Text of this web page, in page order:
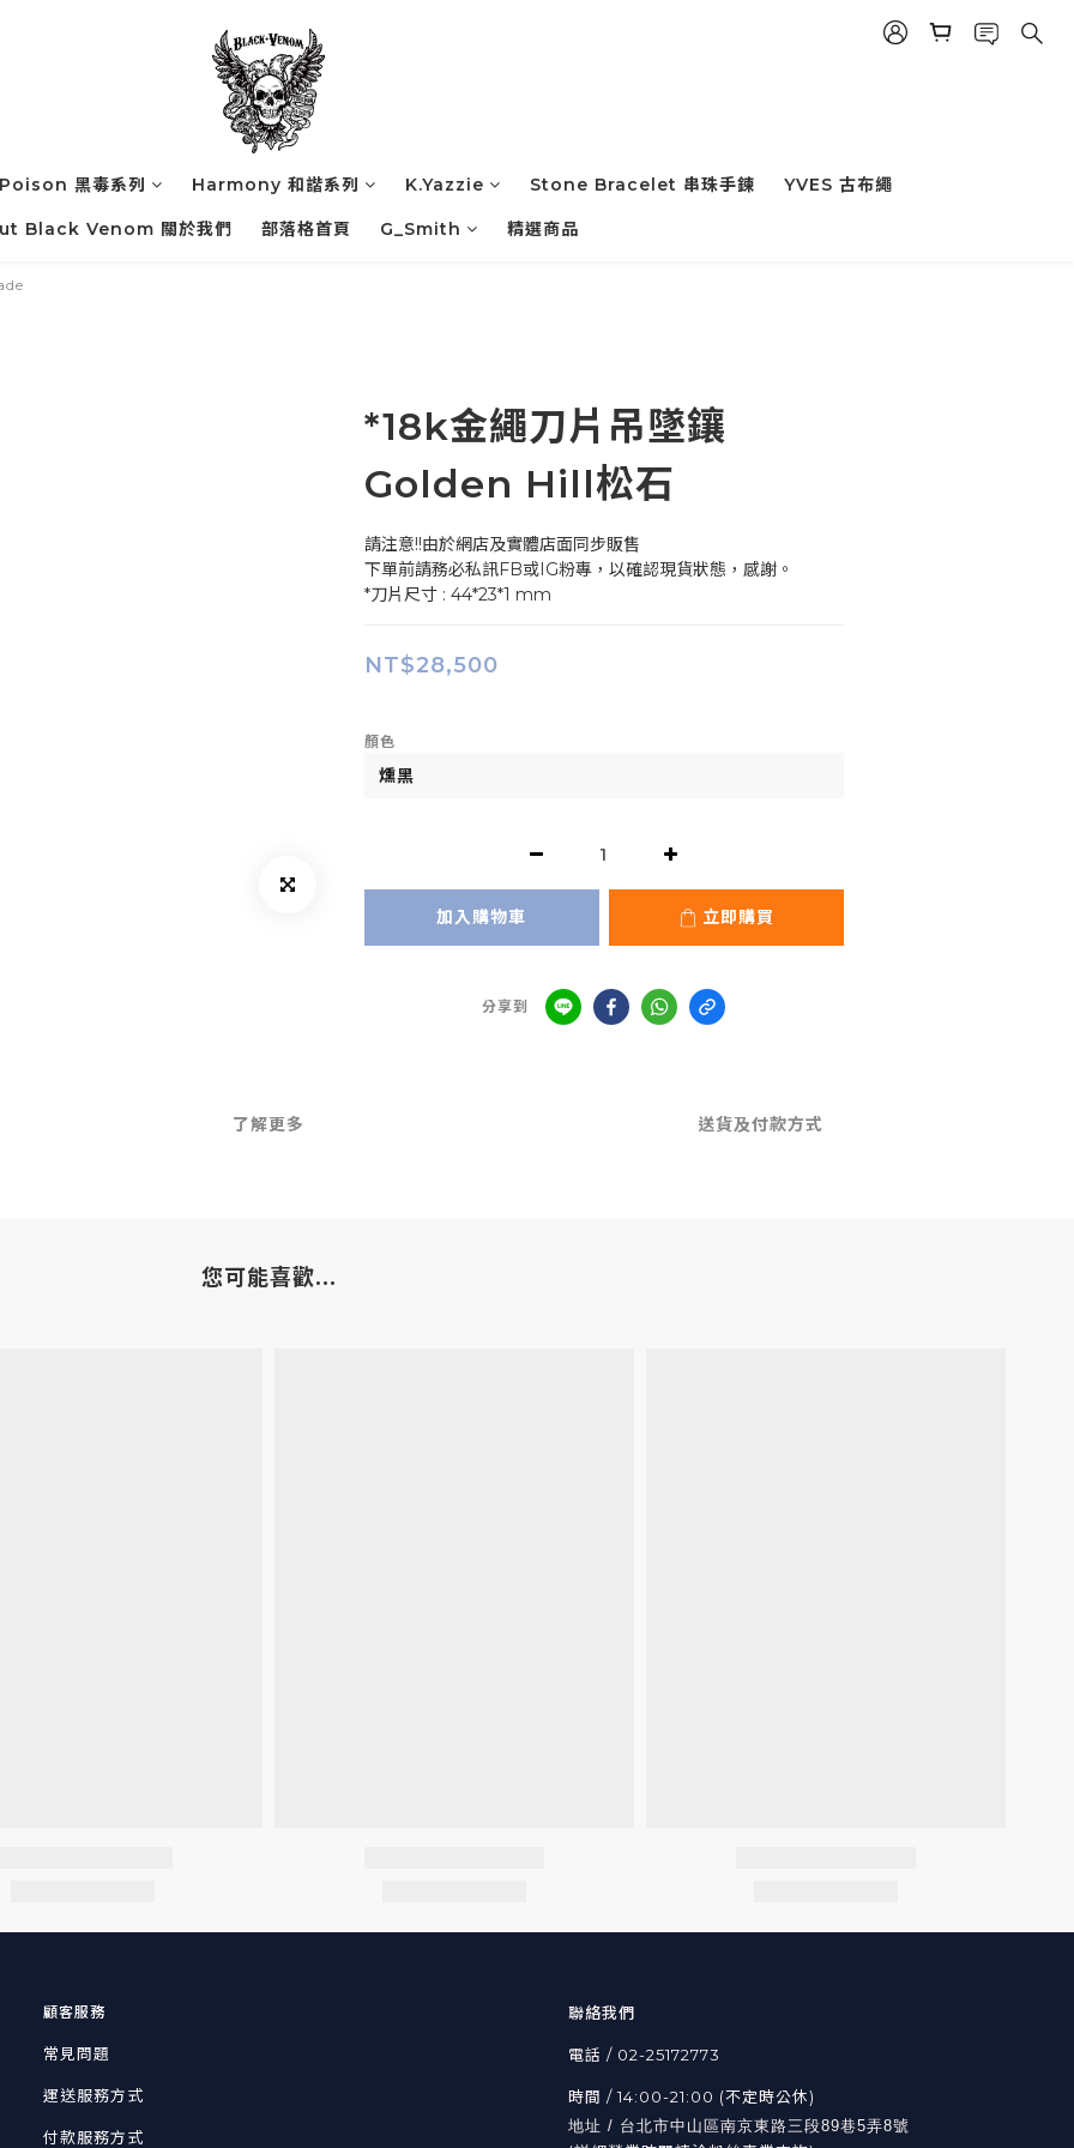
Poison 黑毒系列 Harmony 和諧系列 K.Yazzie Stone Bracelet 串珠手鍊 YVES 古布繩
Black Venom 關於我們 部落格首頁 G_Smith 精選商品
*18k金繩刀片吊墜鑲
Golden Hill松石
請注意!!由於網店及實體店面同步販售
下單前請務必私訊FB或IG粉專，以確認現貨狀態，感謝。
*刀片尺寸 : 44*23*1 mm
NT$28,500
顏色
加入購物車 立即購買
分享到
了解更多 送貨及付款方式
您可能喜歡...
顧客服務
常見問題
運送服務方式
付款服務方式
聯絡我們
電話 / 02-25172773
時間 / 14:00-21:00 (不定時公休)
地址 / 台北市中山區南京東路三段89巷5弄8號